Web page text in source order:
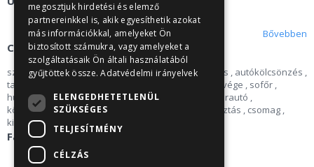
Bővebben
Címkék
szállítás,Autóbérlés ,Sziget,Opel ,áfa,autóbérlés autókölcsönzés
tartós bérlet
hosszú hétvége sofőr
húsvét,csapatépítés,Pünkösd,autó bérautó
középkategóriás,Balaton választás csomag
kirándulás
Budaörs karácsony
Facebook
megosztjuk hirdetési és elemző
partnereinkkel is, akik egyesíthetik azokat
más információkkal, amelyeket Ön
biztosított számukra, vagy amelyeket a
szolgáltatásaik Ön általi használatából
gyűjtöttek össze.Adatvédelmi irányelvek
ELENGEDHETETLENÜL
SZÜKSÉGES
TELJESÍTMÉNY
CÉLZÁS